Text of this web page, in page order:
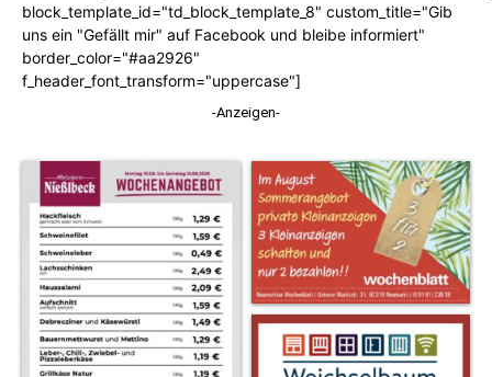
block_template_id="td_block_template_8" custom_title="Gib
uns ein "Gefällt mir" auf Facebook und bleibe informiert"
border_color="#aa2926"
f_header_font_transform="uppercase"]
-Anzeigen-